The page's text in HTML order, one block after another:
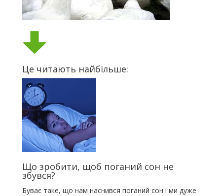
Це читають найбільше:
Що зробити, щоб поганий сон не
збувся?
Буває таке, що нам наснився поганий сон і ми дуже